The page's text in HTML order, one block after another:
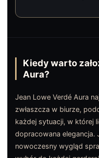
Kiedy warto
Aura?
Jean Lowe Verdé Aura
zwłaszcza w biurze,
każdej sytuacji, w której
dopracowana elegancja.
nowoczesny wygląd